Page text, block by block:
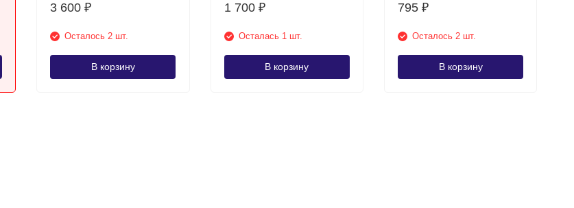
3 600₽
Осталось 2 шт.
В корзину
1 700 ₽
Осталась 1 шт.
В корзину
795₽
Осталось 2 шт.
В корзину